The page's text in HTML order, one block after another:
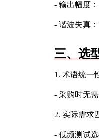
- 输出幅度
- 谐波失真
三、选
1. 术语统一
- 采购时无
2. 实际需求
- 低频测试